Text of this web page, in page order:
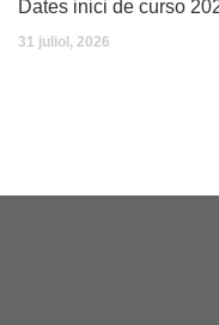
Dates inici de curso
31 juliol, 2026